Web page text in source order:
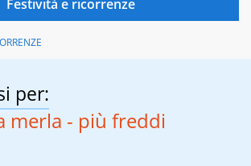
per:
merla - più freddi